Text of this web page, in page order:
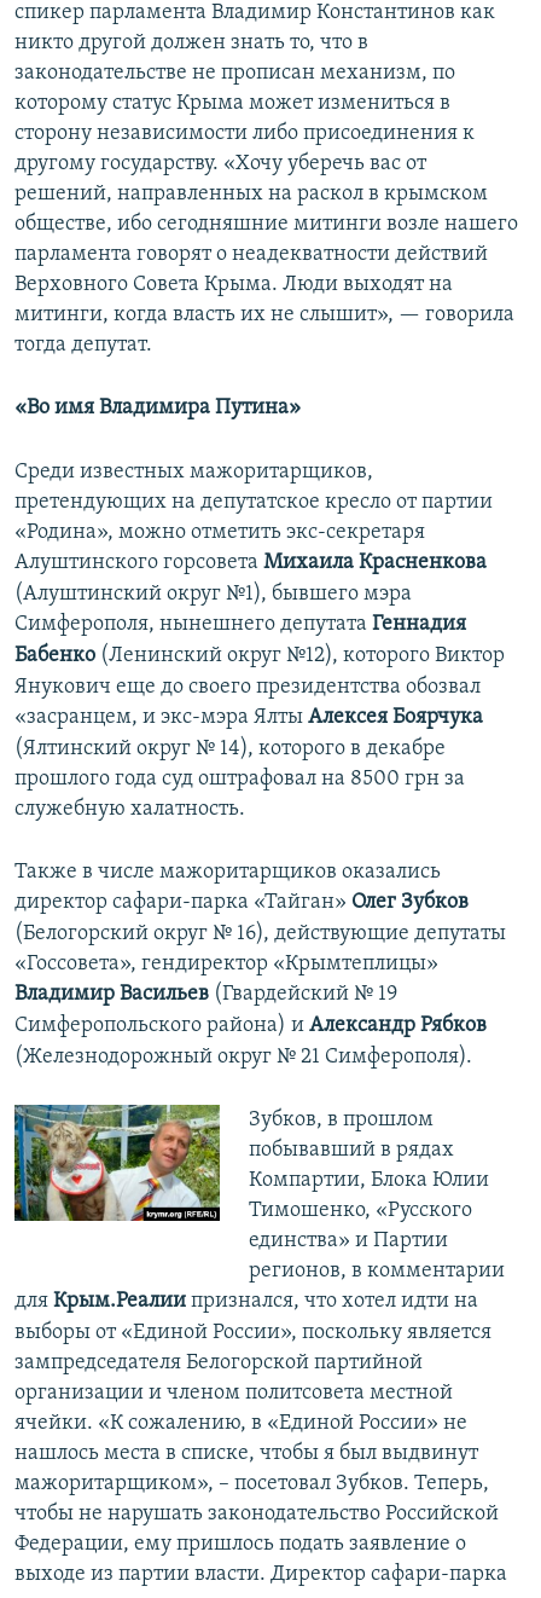
спикер парламента Владимир Константинов как
никто другой должен знать то, что в
законодательстве не прописан механизм, по
которому статус Крыма может измениться в
сторону независимости либо присоединения к
другому государству. «Хочу уберечь вас от
решений, направленных на раскол в крымском
обществе, ибо сегодняшние митинги возле нашего
парламента говорят о неадекватности действий
Верховного Совета Крыма. Люди выходят на
митинги, когда власть их не слышит», — говорила
тогда депутат.
«Во имя Владимира Путина»
Среди известных мажоритарщиков,
претендующих на депутатское кресло от партии
«Родина», можно отметить экс-секретаря
Алуштинского горсовета Михаила Красненкова
(Алуштинский округ №1), бывшего мэра
Симферополя, нынешнего депутата Геннадия
Бабенко (Ленинский округ №12), которого Виктор
Янукович еще до своего президентства обозвал
«засранцем, и экс-мэра Ялты Алексея Боярчука
(Ялтинский округ № 14), которого в декабре
прошлого года суд оштрафовал на 8500 грн за
служебную халатность.
Также в числе мажоритарщиков оказались
директор сафари-парка «Тайган» Олег Зубков
(Белогорский округ № 16), действующие депутаты
«Госсовета», гендиректор «Крымтеплицы»
Владимир Васильев (Гвардейский № 19
Симферопольского района) и Александр Рябков
(Железнодорожный округ № 21 Симферополя).
Зубков, в прошлом
побывавший в рядах
Компартии, Блока Юлии
Тимошенко, «Русского
единства» и Партии
регионов, в комментарии
для Крым.Реалии признался, что хотел идти на
выборы от «Единой России», поскольку является
зампредседателя Белогорской партийной
организации и членом политсовета местной
ячейки. «К сожалению, в «Единой России» не
нашлось места в списке, чтобы я был выдвинут
мажоритарщиком», – посетовал Зубков. Теперь,
чтобы не нарушать законодательство Российской
Федерации, ему пришлось подать заявление о
выходе из партии власти. Директор сафари-парка